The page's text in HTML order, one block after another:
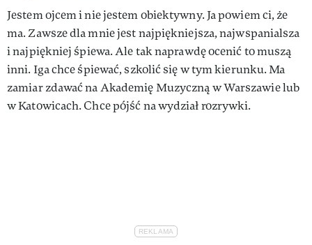
Jestem ojcem i nie jestem obiektywny. Ja powiem ci, że
ma. Zawsze dla mnie jest najpiękniejsza, najwspanialsza
i najpiękniej śpiewa. Ale tak naprawdę ocenić to muszą
inni. Iga chce śpiewać, szkolić się w tym kierunku. Ma
zamiar zdawać na Akademię Muzyczną w Warszawie lub
w Katowicach. Chce pójść na wydział rozrywki.